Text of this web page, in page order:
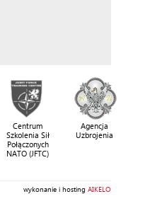
Centrum
Szkolenia Sił
Połączonych
NATO (JFTC)
Agencja
Uzbrojenia
wykonanie i hosting AIKELO